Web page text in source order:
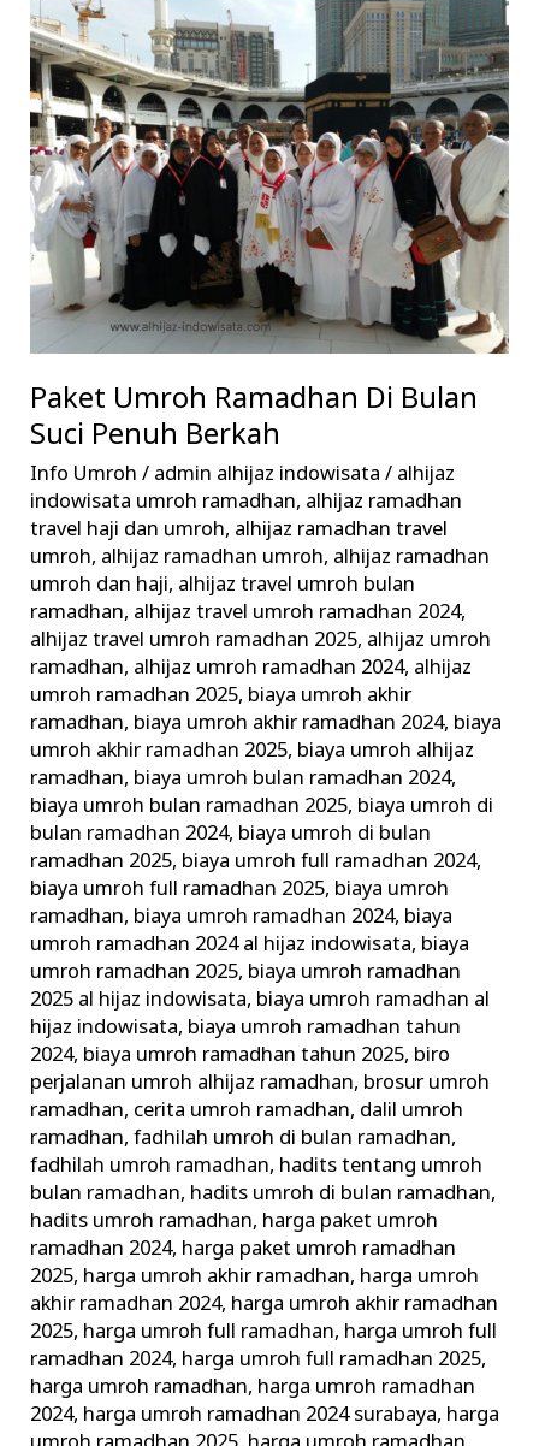
Paket Umroh Ramadhan Di Bulan
Suci Penuh Berkah
Info Umroh / admin alhijaz indowisata/ alhijaz
indowisata umroh ramadhan, alhijaz ramadhan
travel haji dan umroh, alhijaz ramadhan travel
umroh, alhijaz ramadhan umroh, alhijaz ramadhan
umroh dan haji, alhijaz travel umroh bulan
ramadhan, alhijaz travel umroh ramadhan 2024,
alhijaz travel umroh ramadhan 2025, alhijaz umroh
ramadhan, alhijaz umroh ramadhan 2024, alhijaz
umroh ramadhan 2025, biaya umroh akhir
ramadhan, biaya umroh akhir ramadhan 2024, biaya
umroh akhir ramadhan 2025, biaya umroh alhijaz
ramadhan, biaya umroh bulan ramadhan 2024,
biaya umroh bulan ramadhan 2025, biaya umroh di
bulan ramadhan 2024, biaya umroh di bulan
ramadhan 2025, biaya umroh full ramadhan 2024,
biaya umroh full ramadhan 2025, biaya umroh
ramadhan, biaya umroh ramadhan 2024, biaya
umroh ramadhan 2024 al hijaz indowisata, biaya
umroh ramadhan 2025, biaya umroh ramadhan
2025 al hijaz indowisata, biaya umroh ramadhan al
hijaz indowisata, biaya umroh ramadhan tahun
2024, biaya umroh ramadhan tahun 2025, biro
perjalanan umroh alhijaz ramadhan, brosur umroh
ramadhan, cerita umroh ramadhan, dalil umroh
ramadhan,fadhilah umroh di bulan ramadhan,
fadhilah umroh ramadhan, hadits tentang umroh
bulan ramadhan, hadits umroh di bulan ramadhan,
hadits umroh ramadhan, harga paket umroh
ramadhan 2024, harga paket umroh ramadhan
2025, harga umroh akhir ramadhan, harga umroh
akhir ramadhan 2024, harga umroh akhir ramadhan
2025, harga umroh full ramadhan, harga umroh full
ramadhan 2024, harga umroh full ramadhan 2025,
harga umroh ramadhan, harga umroh ramadhan
2024, harga umroh ramadhan 2024 surabaya, harga
Paket
Umroh
Ramadhan
Di
Bulan
Suci
Penuh
Berkah